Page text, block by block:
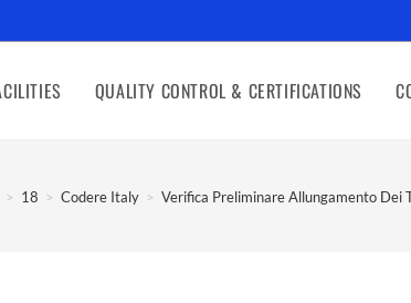
QUALITY CONTROL & CERTIFICATIONS
> 18 > Codere Italy > Verifica Preliminare Allungamento Dei